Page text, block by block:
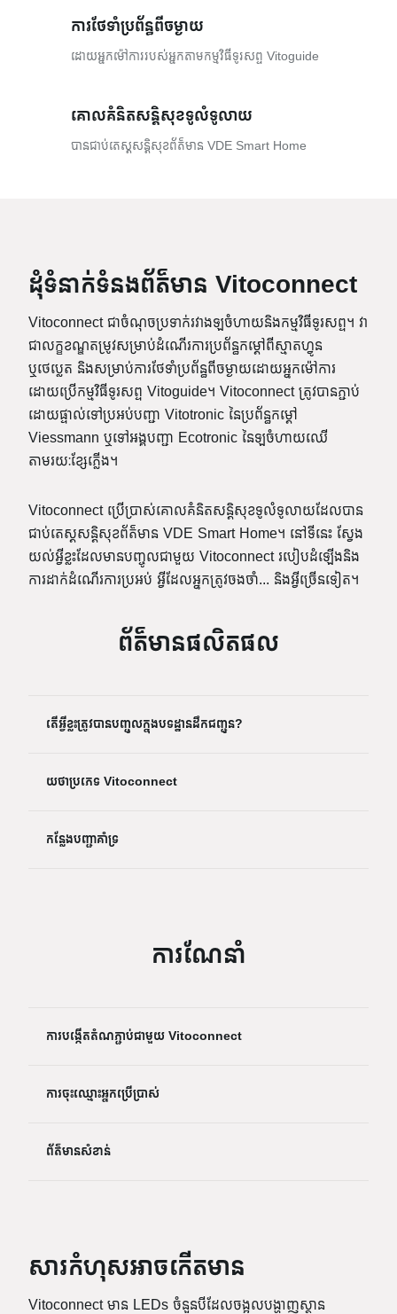
ការថែទាំប្រព័ន្ធពីចម្ងាយ
ដោយអ្នកម៉ៅការរបស់អ្នកតាមកម្មវិធីទូរសព្ទ Vitoguide
គោលគំនិតសន្តិសុខទូលំទូលាយ
បានជាប់តេស្តសន្តិសុខព័ត៌មាន VDE Smart Home
ដុំទំនាក់ទំនងព័ត៌មាន Vitoconnect
Vitoconnect ជាចំណុចប្រទាក់រវាងឡចំហាយនិងកម្មវិធីទូរសព្ទ។ វា
ជាលក្ខខណ្ឌតម្រូវសម្រាប់ដំណើរការប្រព័ន្ធកម្តៅពីស្មាតហ្វូន
ឬថេប្លេត និងសម្រាប់ការថែទាំប្រព័ន្ធពីចម្ងាយដោយអ្នកម៉ៅការ
ដោយប្រើកម្មវិធីទូរសព្ទ Vitoguide។ Vitoconnect ត្រូវបានភ្ជាប់
ដោយផ្ទាល់ទៅប្រអប់បញ្ជា Vitotronic នៃប្រព័ន្ធកម្តៅ
Viessmann ឬទៅអង្គបញ្ជា Ecotronic នៃឡចំហាយឈើ
តាមរយៈខ្សែភ្លើង។
Vitoconnect ប្រើប្រាស់គោលគំនិតសន្តិសុខទូលំទូលាយដែលបាន
ជាប់តេស្តសន្តិសុខព័ត៌មាន VDE Smart Home។ នៅទីនេះ ស្វែង
យល់អ្វីខ្លះដែលមានបញ្ចូលជាមួយ Vitoconnect របៀបដំឡើងនិង
ការដាក់ដំណើរការប្រអប់ អ្វីដែលអ្នកត្រូវចងចាំ... និងអ្វីច្រើនទៀត។
ព័ត៌មានផលិតផល
តើអ្វីខ្លះត្រូវបានបញ្ចូលក្នុងបទដ្ឋានដឹកជញ្ជូន?
យថាប្រភេទ Vitoconnect
កន្លែងបញ្ជាគាំទ្រ
ការណែនាំ
ការបង្កើតតំណភ្ជាប់ជាមួយ Vitoconnect
ការចុះឈ្មោះអ្នកប្រើប្រាស់
ព័ត៌មានសំខាន់
សារកំហុសអាចកើតមាន
Vitoconnect មាន LEDs ចំនួនបីដែលចង្អុលបង្ហាញស្ថាន